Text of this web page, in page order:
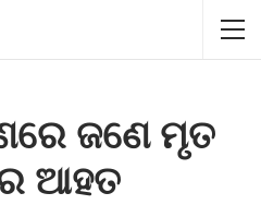
ଜଣେ ମୃତ
ଆହତ